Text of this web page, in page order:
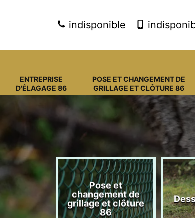
indisponible
ENTREPRISE
D'ÉLAGAGE 86
POSE ET CHANGEMENT DE
GRILLAGE ET CLÔTURE 86
Pose et
changement de
grillage et clôture
86